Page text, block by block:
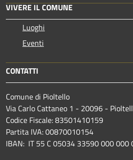
VIVERE IL COMUNE
Luoghi
Eventi
CONTATTI
Comune di Pioltello
Via Carlo Cattaneo 1 - 20096 -
Codice Fiscale: 83501410159
Partita IVA: 00870010154
IBAN: IT 55 C 05034 33590 000 000